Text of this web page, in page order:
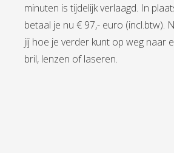
minuten is tijdelijk verlaagd. In
betaal je nu € 97,- euro (incl.btw).
jij hoe je verder kunt op weg naar
bril, lenzen of laseren.